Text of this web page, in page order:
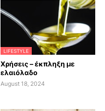
LIFESTYLE
Χρήσεις – έκπληξη με
ελαιόλαδο
August 18, 2024